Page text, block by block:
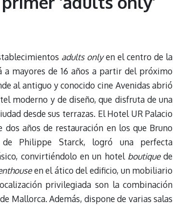
adults onlyen el centro de la
a mayores de 16 años a partir del próximo
al antiguo y conocido cine Avenidas abrió
moderno y de diseño, que disfruta de una
desde sus terrazas. El Hotel UR Palacio
años de restauración en los que Bruno
Philippe Starck, logró una perfecta
convirtiéndolo en un hotel boutiquede
en el ático del edificio, un mobiliario
privilegiada son la combinación
Mallorca. Además, dispone de varias salas